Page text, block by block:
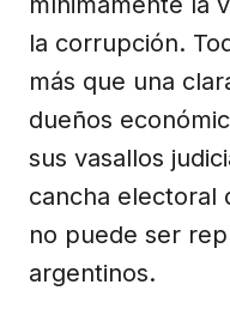
la corrupción.
más que una
dueños
sus vasallos
cancha electoral
no puede ser
argentinos.